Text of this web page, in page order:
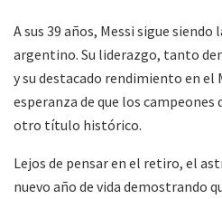
A sus 39 años, Messi sigue
argentino. Su liderazgo, tanto
y su destacado rendimiento en
esperanza de que los
otro título histórico.
Lejos de pensar en el retiro, el
nuevo año de vida demostrando